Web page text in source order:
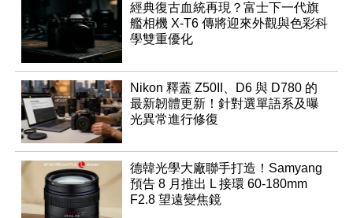
經典復古血統再現？富士下一代旗
艦相機 X-T6 傳將迎來外觀與色彩科
學雙重優化
Nikon 釋蓋 Z50II、D6 與 D780 的
最新韌體更新！針對選單語系及曝
光異常進行修復
德韓光學大廠聯手打造！Samyang
預告 8 月推出 L 接環 60-180mm
F2.8 望遠變焦鏡